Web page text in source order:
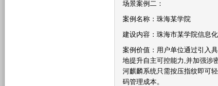
场景案例二：
案例名称：珠海某学院
建设内容：珠海市某学院信息
案例价值：用户单位通过引入
地提升自主可控能力,并加强涉
河麒麟系统只需按压指纹即可
码管理成本。